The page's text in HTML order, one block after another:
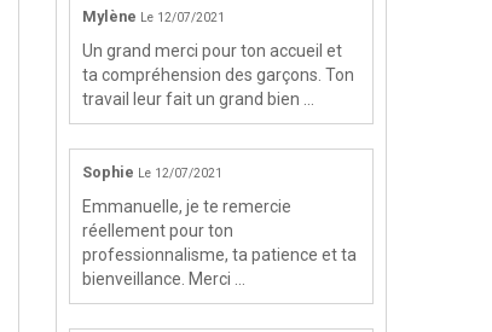
Mylène Le 12/07/2021
Un grand merci pour ton accueil et
ta compréhension des garçons. Ton
travail leur fait un grand bien ...
Sophie Le 12/07/2021
Emmanuelle, je te remercie
réellement pour ton
professionnalisme, ta patience et ta
bienveillance. Merci ...